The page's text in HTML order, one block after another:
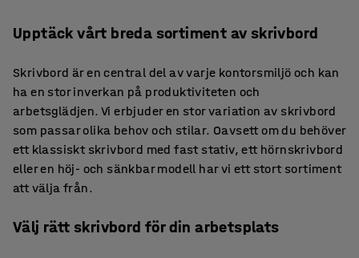
Upptäck vårt breda sortiment av skrivbord
Skrivbord är en central del av varje kontorsmiljö och kan
ha en stor inverkan på produktiviteten och
arbetsglädjen. Vi erbjuder en stor variation av skrivbord
som passar olika behov och stilar. Oavsett om du behöver
ett klassiskt skrivbord med fast stativ, ett hörnskrivbord
eller en höj- och sänkbar modell har vi ett stort sortiment
att välja från.
Välj rätt skrivbord för din arbetsplats